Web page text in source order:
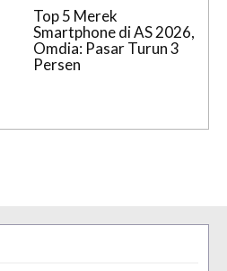
Top 5 Merek
Smartphone di AS 2026,
Omdia: Pasar Turun 3
Persen